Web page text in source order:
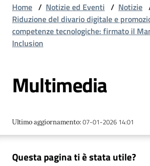
Romagna
Home / Notizie ed Eventi / Notizie
Riduzione del divario digitale e
competenze tecnologiche: firmato il
Inclusion
Multimedia
Ultimo aggiornamento:07-01-2026 14:01
Questa pagina ti è stata utile?